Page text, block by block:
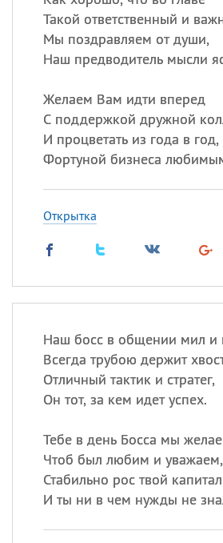
Такой ответственный и
Мы поздравляем от души,
Наш предводитель мысли
Желаем Вам идти вперед
С поддержкой дружной
И процветать из года в год,
Фортуной бизнеса
Открытка
Наш босс в общении мил и
Всегда трубою держит
Отличный тактик и стратег,
Он тот, за кем идет успех.
Тебе в день Босса мы
Чтоб был любим и уважаем,
Стабильно рос твой
И ты ни в чем нужды не